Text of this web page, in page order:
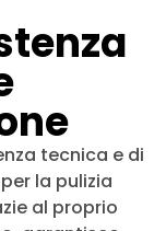
tecnica e di
la pulizia
al proprio